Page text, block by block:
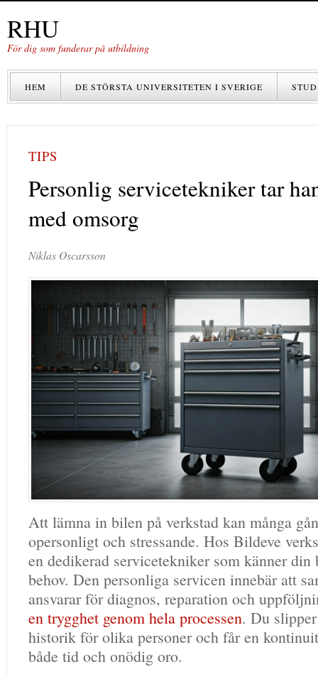
RHU
För dig som funderar på utbildning
HEM DE STÖRSTA UNIVERSITETEN I SVERIGE
TIPS
Personlig servicetekniker tar
med omsorg
Niklas Oscarsson
Att lämna in bilen på verkstad kan många
opersonligt och stressande. Hos Bildeve
en dedikerad servicetekniker som känner
behov. Den personliga servicen innebär att
ansvarar för diagnos, reparation och
en trygghet genom hela processen. Du
historik för olika personer och får en
både tid och onödig oro.